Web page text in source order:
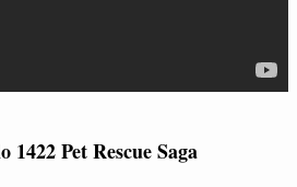
Pet Rescue Saga